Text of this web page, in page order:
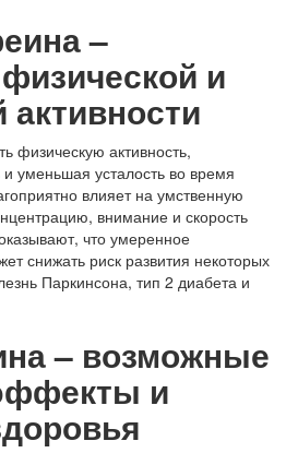
–
и
физическую активность,
уменьшая усталость во время
влияет на умственную
внимание и скорость
что умеренное
снижать риск развития некоторых
Паркинсона, тип 2 диабета и
– возможные
и